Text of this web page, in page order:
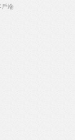
戶端